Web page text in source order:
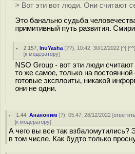
> Вот эти вот люди. Они считают
Это банально судьба
примитивный путь развития.
2.157 ,InuYasha (??), 10:42, 30/12/2022 [^] [^^
[к модератору]
NSO Group - вот эти люди
то же самое, только на
готовые эксплоиты, никакой
они не одни.
1.44 ,Ананоним (?), 05:47, 28/12/2022 [
[к модератору]
А чего вы все так взбаломутились?
в том числе. Как будто только